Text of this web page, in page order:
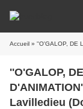
Accueil » ''O'GALOP, DE
''O'GALOP,
Lavilledieu